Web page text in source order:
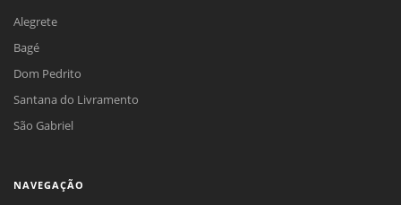
Alegrete
Bagé
Dom Pedrito
Santana do Livramento
São Gabriel
NAVEGAÇÃO